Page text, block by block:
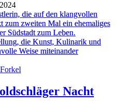
die auf den klangvollen
zweiten Mal ein ehemaliges
Südstadt zum Leben.
die Kunst, Kulinarik und
Weise miteinander
Nacht